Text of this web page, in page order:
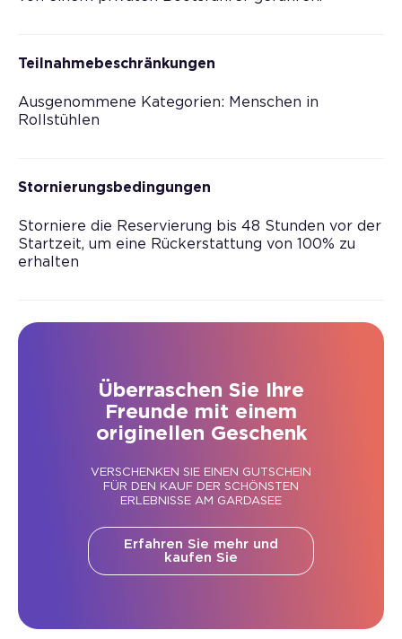
Teilnahmebeschränkungen
Ausgenommene Kategorien: Menschen in
Rollstühlen
Stornierungsbedingungen
Storniere die Reservierung bis 48 Stunden vor der
Startzeit, um eine Rückerstattung von 100% zu
erhalten
Überraschen Sie Ihre
Freunde mit einem
originellen Geschenk
VERSCHENKEN SIE EINEN GUTSCHEIN
FÜR DEN KAUF DER SCHÖNSTEN
ERLEBNISSE AM GARDASEE
Erfahren Sie mehr und
kaufen Sie